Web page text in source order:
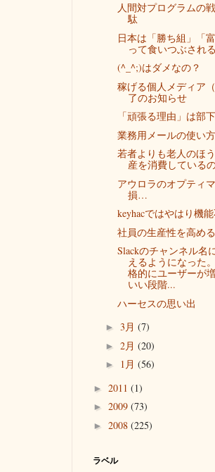
人間対プログラムの
駄
日本は「勝ち組」「
って食いつぶされる
(^_^;)はダメなの？
稼げる個人メディア
了のお知らせ
「頑張る理由」は部
業務用メールの使い
若者よりも老人のほ
産を消費している
アウロラのオプティ
損…
keyhacではやはり機
社員の生産性を高め
Slackのチャンネル名
えるようになった
格的にユーザーが
いい段階...
ハーセスの思い出
► 3月 (7)
► 2月 (20)
► 1月 (56)
► 2011 (1)
► 2009 (73)
► 2008 (225)
ラベル